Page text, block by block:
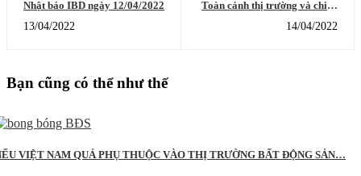
Nhật báo IBD ngày 12/04/2022
13/04/2022
Toàn cảnh thị trường và chiến
14/04/2022
Bạn cũng có thể như thế
VIỆT NAM QUÁ PHỤ THUỘC VÀO THỊ TRƯỜNG BẤT ĐỘNG SẢN…